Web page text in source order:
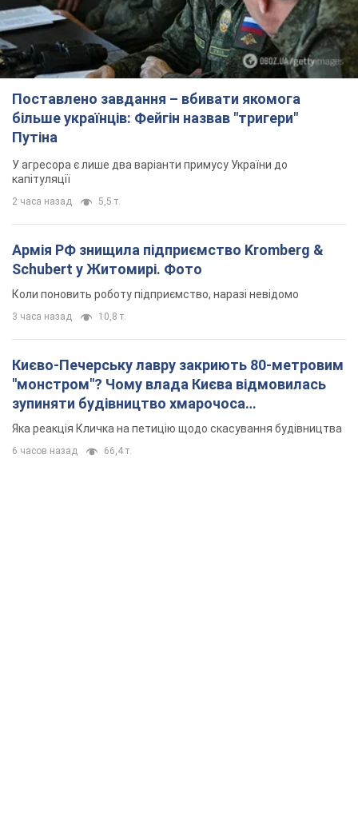
Поставлено завдання – вбивати якомога
більше українців: Фейгін назвав "тригери"
Путіна
У агресора є лише два варіанти примусу України до
капітуляції
2 часа назад 5,5 т.
Армія РФ знищила підприємство Kromberg &
Schubert у Житомирі. Фото
Коли поновить роботу підприємство, наразі невідомо
3 часа назад 10,8 т.
Києво-Печерську лавру закриють 80-метровим
"монстром"? Чому влада Києва відмовилась
зупиняти будівництво хмарочоса
"московського вірянина"
Яка реакція Кличка на петицію щодо скасування будівництва
6 часов назад 66,4 т.